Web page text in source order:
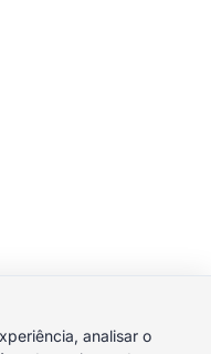
direitos reservados.
analisar o